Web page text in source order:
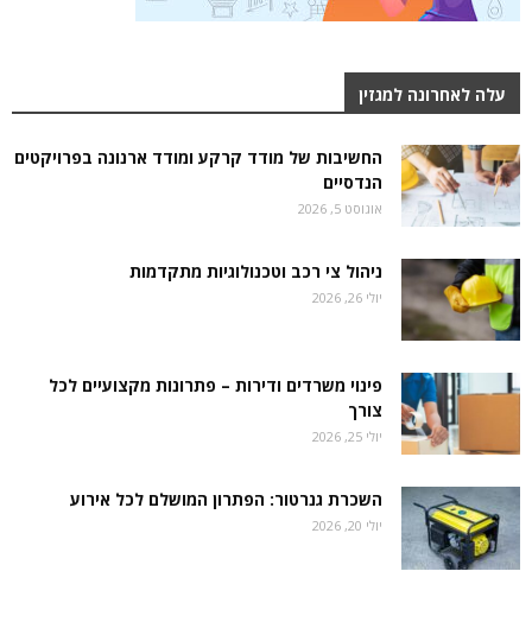
עלה לאחרונה למגזין
החשיבות של מודד קרקע ומודד ארנונה בפרויקטים
הנדסיים
אוגוסט 5, 2026
ניהול צי רכב וטכנולוגיות מתקדמות
יולי 26, 2026
פינוי משרדים ודירות – פתרונות מקצועיים לכל
צורך
יולי 25, 2026
השכרת גנרטור: הפתרון המושלם לכל אירוע
יולי 20, 2026